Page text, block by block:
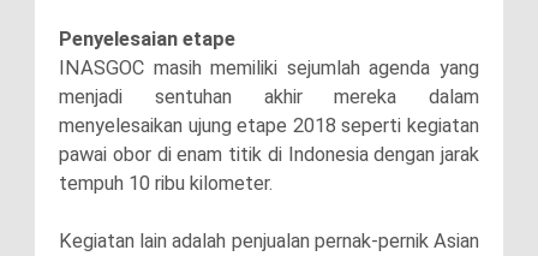
Penyelesaian etape
INASGOC masih memiliki sejumlah agenda yang
menjadi sentuhan akhir mereka dalam
menyelesaikan ujung etape 2018 seperti kegiatan
pawai obor di enam titik di Indonesia dengan jarak
tempuh 10 ribu kilometer.
Kegiatan lain adalah penjualan pernak-pernik Asian